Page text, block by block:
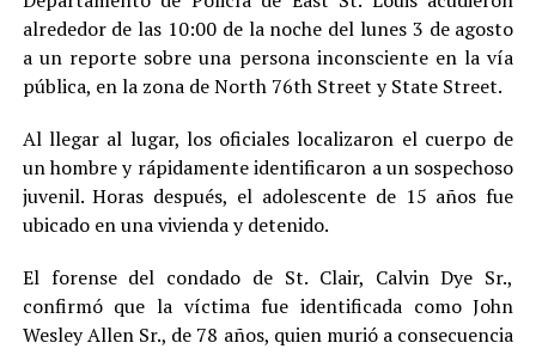
alrededor de las 10:00 de la noche del lunes 3 de agosto
a un reporte sobre una persona inconsciente en la vía
pública, en la zona de North 76th Street y State Street.
Al llegar al lugar, los oficiales localizaron el cuerpo de
un hombre y rápidamente identificaron a un sospechoso
juvenil. Horas después, el adolescente de 15 años fue
ubicado en una vivienda y detenido.
El forense del condado de St. Clair, Calvin Dye Sr.,
confirmó que la víctima fue identificada como John
Wesley Allen Sr., de 78 años, quien murió a consecuencia